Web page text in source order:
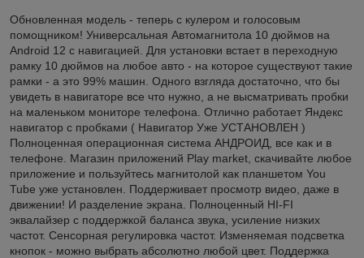
Обновленная модель - теперь с кулером и голосовым
помощником! Универсальная Автомагнитола 10 дюймов на
Android 12 с навигацией. Для установки встает в переходную
рамку 10 дюймов на любое авто - на которое существуют такие
рамки - а это 99% машин. Одного взгляда достаточно, что бы
увидеть в навигаторе все что нужно, а не высматривать пробки
на маленьком мониторе телефона. Отлично работает Яндекс
навигатор с пробками ( Навигатор Уже УСТАНОВЛЕН )
Полноценная операционная система АНДРОИД, все как и в
телефоне. Магазин приложений Play market, скачивайте любое
приложение и пользуйтесь магнитолой как планшетом You
Tube уже установлен. Поддерживает просмотр видео, даже в
движении! И разделение экрана. Полноценный HI-FI
эквалайзер с поддержкой баланса звука, усиление низких
частот. Сенсорная регулировка частот. Изменяемая подсветка
кнопок - можно выбрать абсолютно любой цвет. Поддержка